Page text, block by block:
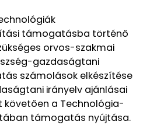
támogatásba történő
orvos-szakmai
gazdaságtani
számolások elkészítése
irányelv ajánlásai
követően a Technológia-
támogatás nyújtása.